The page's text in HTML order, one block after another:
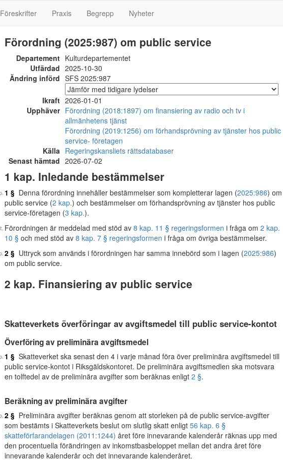
Föreskrifter Praxis Begrepp Nyheter
Förordning (2025:987) om public service
Departement Kulturdepartementet
Utfärdad 2025-10-30
Ändring införd SFS 2025:987
Ikraft 2026-01-01
Upphäver Förordning (2018:1897) om finansiering av radio och tv i
allmänhetens tjänst
Förordning (2019:1256) om förhandsprövning av tjänster hos public
service- företagen
Källa Regeringskansliets rättsdatabaser
Senast hämtad 2026-07-02
1 kap. Inledande bestämmelser
1 § Denna förordning innehåller bestämmelser som kompletterar lagen (2025:986) om
public service (2 kap.) och bestämmelser om förhandsprövning av tjänster hos public
service-företagen (3 kap.).
Förordningen är meddelad med stöd av 8 kap. 11 § regeringsformen i fråga om 2 kap.
10 § och med stöd av 8 kap. 7 § regeringsformen i fråga om övriga bestämmelser.
2 § Uttryck som används i förordningen har samma innebörd som i lagen (2025:986)
om public service.
2 kap. Finansiering av public service
Skatteverkets överföringar av avgiftsmedel till public service-kontot
Överföring av preliminära avgiftsmedel
1 § Skatteverket ska senast den 4 i varje månad föra över preliminära avgiftsmedel till
public service-kontot i Riksgäldskontoret. De preliminära avgiftsmedlen ska motsvara
en tolftedel av de preliminära avgifter som beräknas enligt 2 §.
Beräkning av preliminära avgifter
2 § Preliminära avgifter beräknas genom att storleken på de public service-avgifter
som bestämts i Skatteverkets beslut om slutlig skatt enligt 56 kap. 6 §
skatteförfarandelagen (2011:1244) året före innevarande kalenderår räknas upp med
den procentuella förändringen av inkomstbasbeloppet mellan det andra året före
innevarande kalenderår och det innevarande kalenderåret.